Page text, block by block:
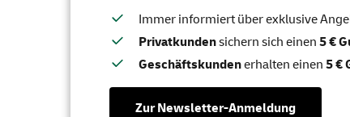
Immer informiert über exklusive
Privatkundensichern sich einen 5 €
Geschäftskundenerhalten einen 5 €
Zur Newsletter-Anmeldung